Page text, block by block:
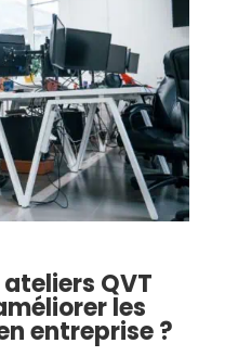
QVT
les
entreprise ?